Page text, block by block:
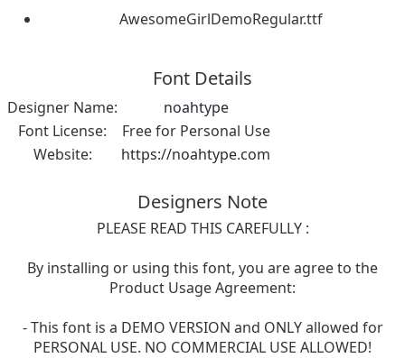
AwesomeGirlDemoRegular.ttf
Font Details
Designer Name:
noahtype
Font License:
Free for Personal Use
Website:
https://noahtype.com
Designers Note
PLEASE READ THIS CAREFULLY :
By installing or using this font, you are agree to the
Product Usage Agreement:
- This font is a DEMO VERSION and ONLY allowed for
PERSONAL USE. NO COMMERCIAL USE ALLOWED!